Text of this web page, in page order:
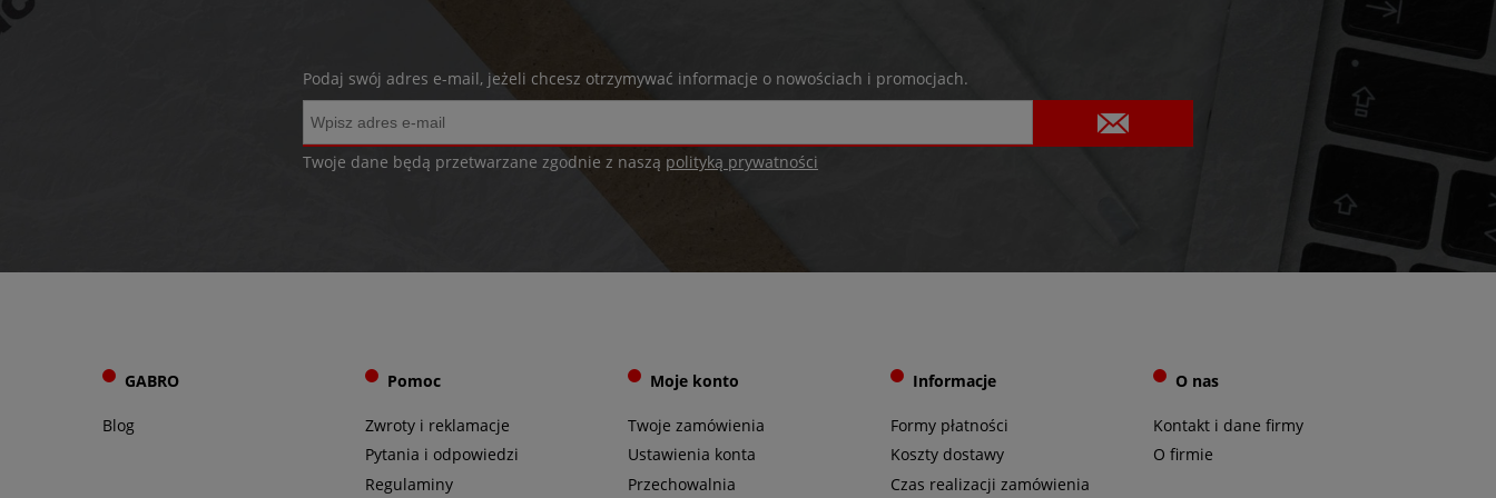
Podaj swój adres e-mail, jeżeli chcesz otrzymywać informacje o nowościach i promocjach.
Twoje dane będą przetwarzane zgodnie z naszą polityką prywatności
GABRO
Blog
Pomoc
Zwroty i reklamacje
Pytania i odpowiedzi
Regulaminy
Moje konto
Twoje zamówienia
Ustawienia konta
Przechowalnia
Informacje
Formy płatności
Koszty dostawy
Czas realizacji zamówienia
O nas
Kontakt i dane firmy
O firmie